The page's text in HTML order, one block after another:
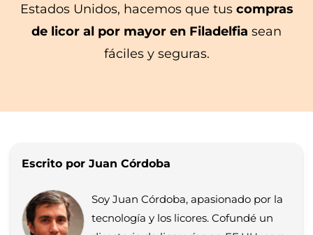
Estados Unidos, hacemos que tuscompras
de licor al por mayor en Filadelfia sean
fáciles y seguras.
Escrito por Juan Córdoba
Soy Juan Córdoba, apasionado por la
tecnología y los licores. Cofundé un